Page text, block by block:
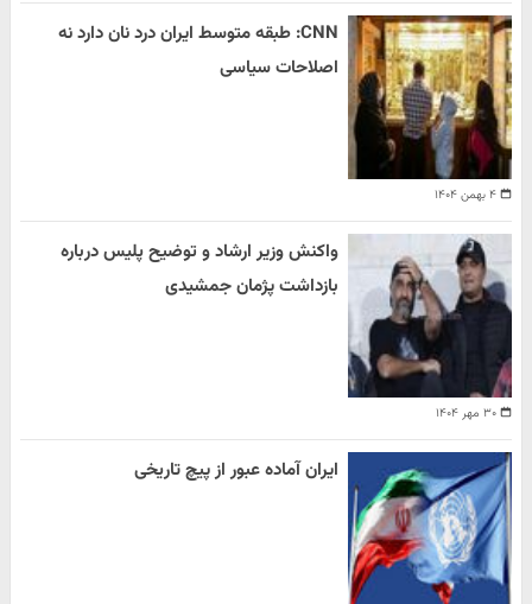
۴ بهمن ۱۴۰۴
CNN: طبقه متوسط ایران درد نان دارد نه
اصلاحات سیاسی
۳۰ مهر ۱۴۰۴
واکنش وزیر ارشاد و توضیح پلیس درباره
بازداشت پژمان جمشیدی
ایران آماده عبور از پیچ تاریخی